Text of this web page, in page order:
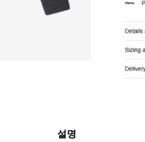
설명